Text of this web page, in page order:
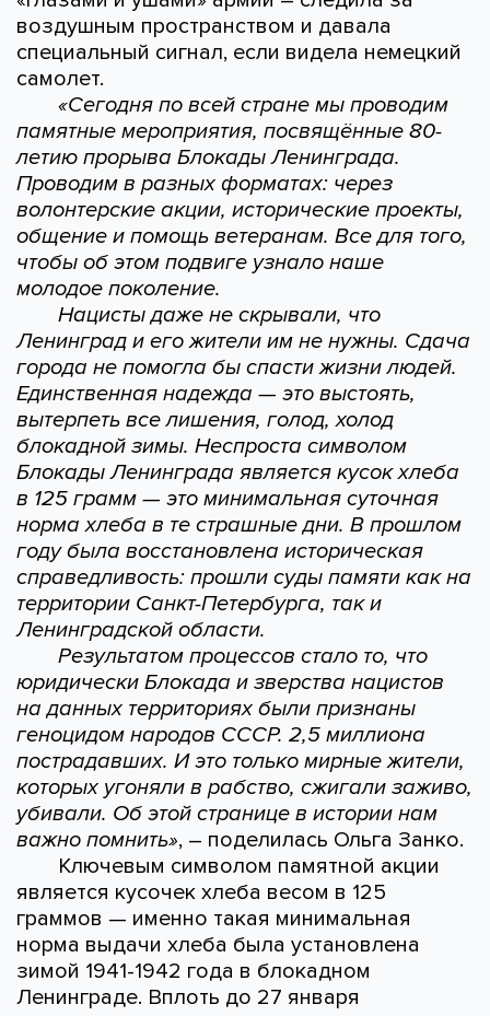
воздушным пространством и давала
специальный сигнал, если видела немецкий
самолет.
«Сегодня по всей стране мы проводим
памятные мероприятия, посвящённые 80-
летию прорыва Блокады Ленинграда.
Проводим в разных форматах: через
волонтерские акции, исторические проекты,
общение и помощь ветеранам. Все для того,
чтобы об этом подвиге узнало наше
молодое поколение.
Нацисты даже не скрывали, что
Ленинград и его жители им не нужны. Сдача
города не помогла бы спасти жизни людей.
Единственная надежда — это выстоять,
вытерпеть все лишения, голод, холод
блокадной зимы. Неспроста символом
Блокады Ленинграда является кусок хлеба
в 125 грамм — это минимальная суточная
норма хлеба в те страшные дни. В прошлом
году была восстановлена историческая
справедливость: прошли суды памяти как на
территории Санкт-Петербурга, так и
Ленинградской области.
Результатом процессов стало то, что
юридически Блокада и зверства нацистов
на данных территориях были признаны
геноцидом народов СССР. 2,5 миллиона
пострадавших. И это только мирные жители,
которых угоняли в рабство, сжигали заживо,
убивали. Об этой странице в истории нам
важно помнить», – поделилась Ольга Занко.
Ключевым символом памятной акции
является кусочек хлеба весом в 125
граммов — именно такая минимальная
норма выдачи хлеба была установлена
зимой 1941-1942 года в блокадном
Ленинграде. Вплоть до 27 января